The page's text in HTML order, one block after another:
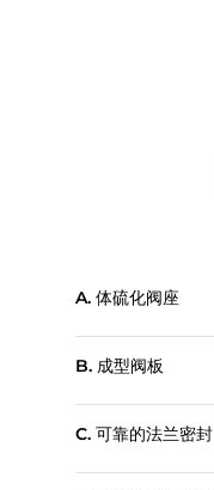
A. 体硫化阀座
B. 成型阀板
C. 可靠的法兰密封